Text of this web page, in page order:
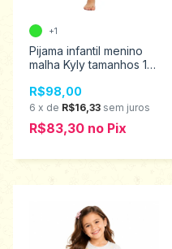
Pijama infantil menino
malha Kyly tamanhos 12
R$98,00
6 x de R$16,33 sem juros
R$83,30 no Pix
+1